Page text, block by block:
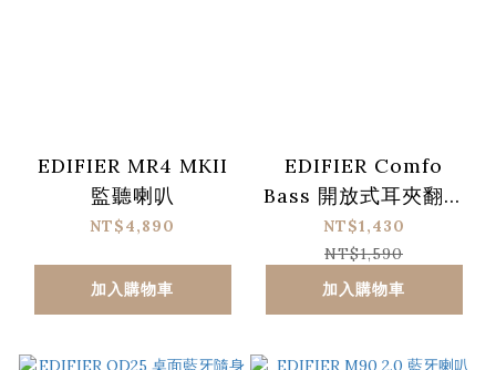
EDIFIER MR4 MKII
監聽喇叭
NT$4,890
加入購物車
EDIFIER Comfo
Bass 開放式耳夾翻譯
耳機
NT$1,430
NT$1,590
加入購物車